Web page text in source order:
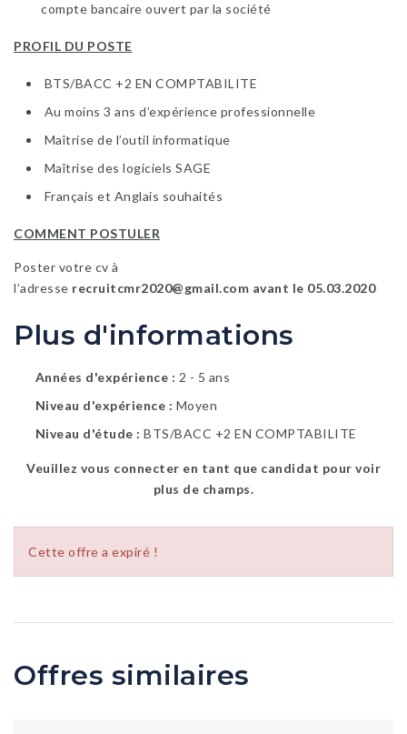
compte bancaire ouvert par la société
PROFIL DU POSTE
BTS/BACC +2 EN COMPTABILITE
Au moins 3 ans d’expérience professionnelle
Maîtrise de l’outil informatique
Maîtrise des logiciels SAGE
Français et Anglais souhaités
COMMENT POSTULER
Poster votre cv à
l’adresse recruitcmr2020@gmail.com avant le 05.03.2020
Plus d'informations
Années d'expérience
2 - 5 ans
Niveau d'expérience
Moyen
Niveau d'étude
BTS/BACC +2 EN COMPTABILITE
Veuillez vous connecter en tant que candidat pour voir
plus de champs.
Cette offre a expiré !
Offres similaires